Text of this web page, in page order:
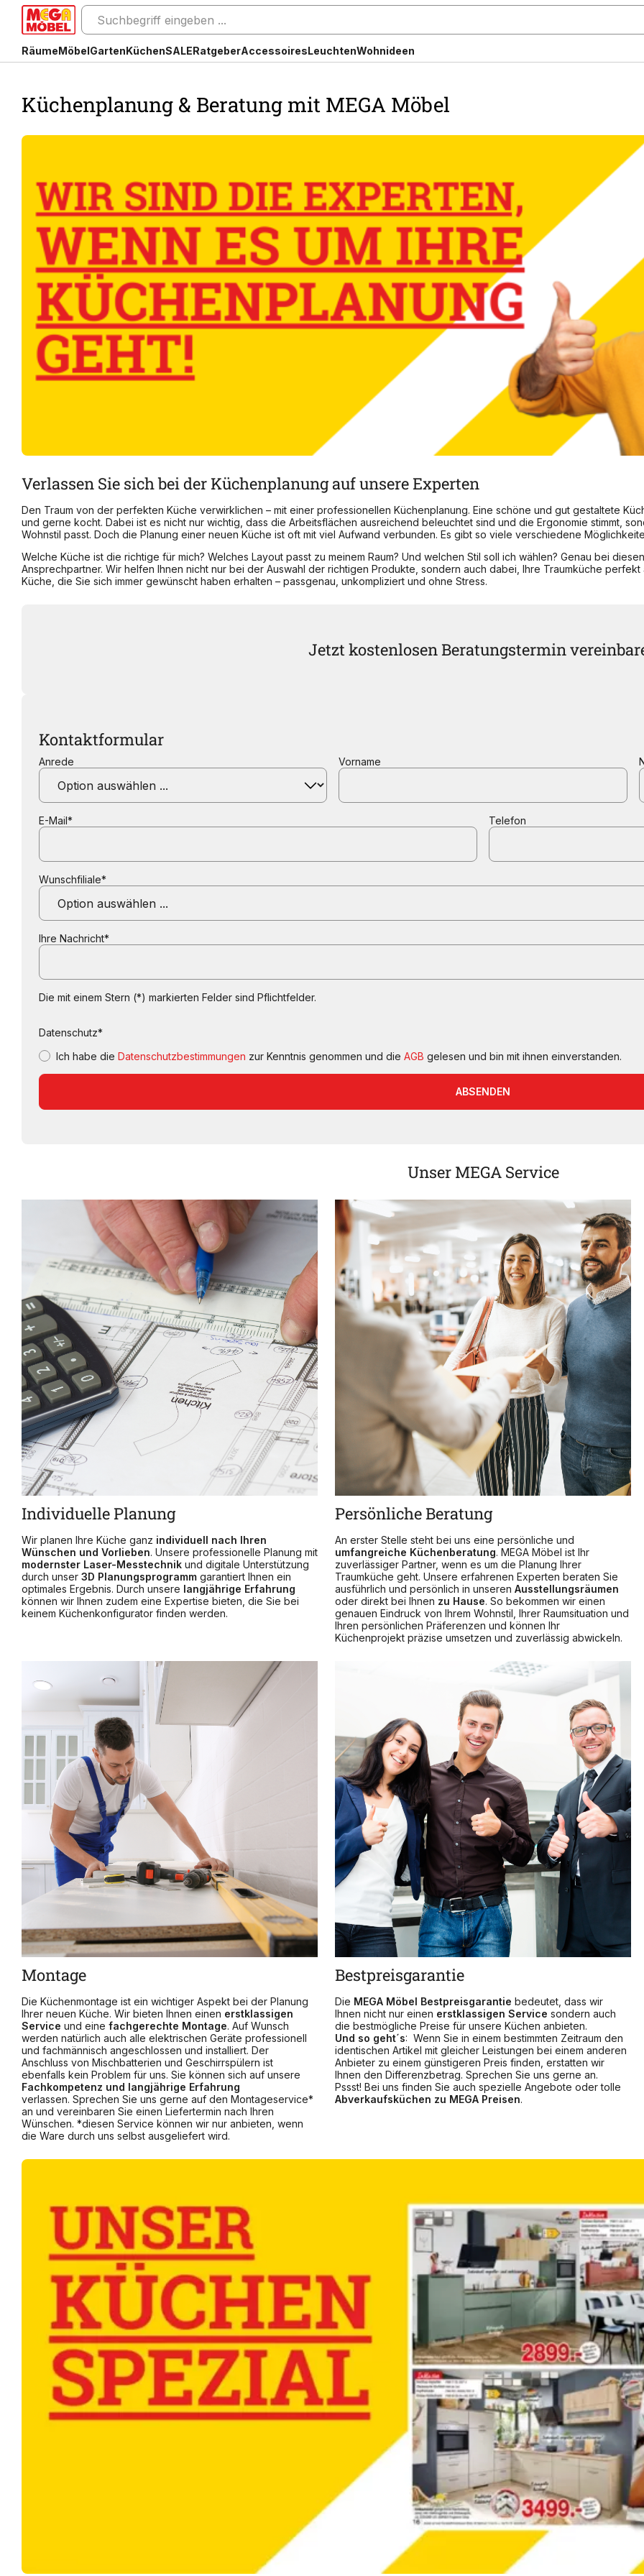
RäumeMöbelGartenKüchenSALERatgeberAccessoiresLeuchtenWohnideen
Küchenplanung & Beratung mit MEGA Möbel
Verlassen Sie sich bei der Küchenplanung auf unsere Experten
Den Traum von der perfekten Küche verwirklichen – mit einer professionellen Küchenplanung. Eine schöne und gut gestaltete
und gerne kocht. Dabei ist es nicht nur wichtig, dass die Arbeitsflächen ausreichend beleuchtet sind und die Ergonomie stimmt,
Wohnstil passt. Doch die Planung einer neuen Küche ist oft mit viel Aufwand verbunden. Es gibt so viele verschiedene
Welche Küche ist die richtige für mich? Welches Layout passt zu meinem Raum? Und welchen Stil soll ich wählen? Genau bei
Ansprechpartner. Wir helfen Ihnen nicht nur bei der Auswahl der richtigen Produkte, sondern auch dabei, Ihre Traumküche perfekt
Küche, die Sie sich immer gewünscht haben erhalten – passgenau, unkompliziert und ohne Stress.
Jetzt kostenlosen Beratungstermin
Kontaktformular
Anrede Vorname
E-Mail* Telefon
Wunschfiliale*
Ihre Nachricht*
Die mit einem Stern (*) markierten Felder sind Pflichtfelder.
Datenschutz*
Ich habe die Datenschutzbestimmungen zur Kenntnis genommen und die AGB gelesen und bin mit ihnen einverstanden.
ABSENDEN
Unser MEGA Service
Individuelle Planung
Wir planen Ihre Küche ganz individuell nach Ihren
Wünschen und Vorlieben. Unsere professionelle Planung mit
modernster Laser-Messtechnik und digitale Unterstützung
durch unser 3D Planungsprogramm garantiert Ihnen ein
optimales Ergebnis. Durch unsere langjährige Erfahrung
können wir Ihnen zudem eine Expertise bieten, die Sie bei
keinem Küchenkonfigurator finden werden.
Persönliche Beratung
An erster Stelle steht bei uns eine persönliche und
umfangreiche Küchenberatung. MEGA Möbel ist Ihr
zuverlässiger Partner, wenn es um die Planung Ihrer
Traumküche geht. Unsere erfahrenen Experten beraten Sie
ausführlich und persönlich in unseren Ausstellungsräumen
oder direkt bei Ihnen zu Hause. So bekommen wir einen
genauen Eindruck von Ihrem Wohnstil, Ihrer Raumsituation und
Ihren persönlichen Präferenzen und können Ihr
Küchenprojekt präzise umsetzen und zuverlässig abwickeln.
Montage
Die Küchenmontage ist ein wichtiger Aspekt bei der Planung
Ihrer neuen Küche. Wir bieten Ihnen einen erstklassigen
Service und eine fachgerechte Montage. Auf Wunsch
werden natürlich auch alle elektrischen Geräte professionell
und fachmännisch angeschlossen und installiert. Der
Anschluss von Mischbatterien und Geschirrspülern ist
ebenfalls kein Problem für uns. Sie können sich auf unsere
Fachkompetenz und langjährige Erfahrung
verlassen. Sprechen Sie uns gerne auf den Montageservice*
an und vereinbaren Sie einen Liefertermin nach Ihren
Wünschen. *diesen Service können wir nur anbieten, wenn
die Ware durch uns selbst ausgeliefert wird.
Bestpreisgarantie
Die MEGA Möbel Bestpreisgarantie bedeutet, dass wir
Ihnen nicht nur einen erstklassigen Service sondern auch
die bestmögliche Preise für unsere Küchen anbieten.
Und so geht´s: Wenn Sie in einem bestimmten Zeitraum den
identischen Artikel mit gleicher Leistungen bei einem anderen
Anbieter zu einem günstigeren Preis finden, erstatten wir
Ihnen den Differenzbetrag. Sprechen Sie uns gerne an.
Pssst! Bei uns finden Sie auch spezielle Angebote oder tolle
Abverkaufsküchen zu MEGA Preisen.